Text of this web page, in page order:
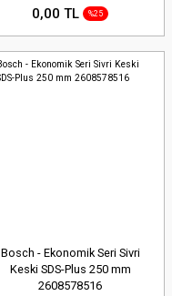
0,00 TL %25
Bosch - Ekonomik Seri Sivri
Keski SDS-Plus 250 mm
2608578516